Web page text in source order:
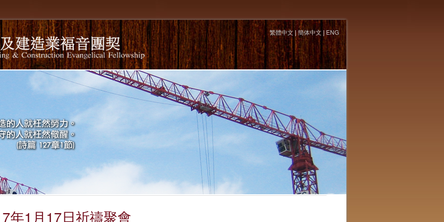
繁體中文 |簡体中文 | ENG
年1月17日祈禱聚會